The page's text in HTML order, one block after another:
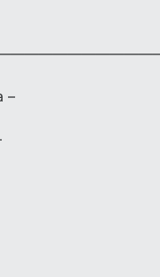
–